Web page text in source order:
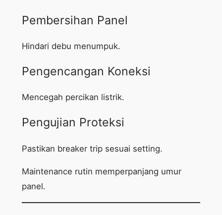
Pembersihan Panel
Hindari debu menumpuk.
Pengencangan Koneksi
Mencegah percikan listrik.
Pengujian Proteksi
Pastikan breaker trip sesuai setting.
Maintenance rutin memperpanjang umur
panel.